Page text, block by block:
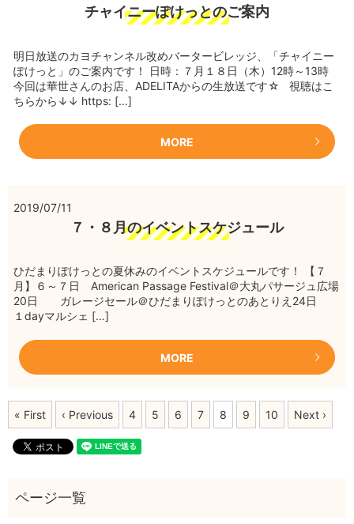
チャイニーぽけっとのご案内
明日放送のカヨチャンネル改めバータービレッジ、「チャイニー
ぽけっと」のご案内です！ 日時：７月１８日（木）12時～13時
今回は華世さんのお店、ADELITAからの生放送です☆ 視聴はこ
ちらから↓↓ https: […]
MORE
2019/07/11
７・８月のイベントスケジュール
ひだまりぽけっとの夏休みのイベントスケジュールです！ 【７
月】６～７日 American Passage Festival＠大丸パサージュ広場
20日 ガレージセール＠ひだまりぽけっとのあとりえ24日
１dayマルシェ […]
MORE
« First ‹ Previous 4 5 6 7 8 9 10 Next ›